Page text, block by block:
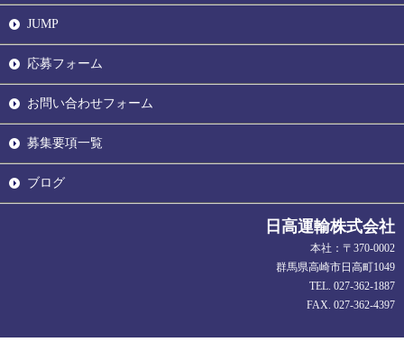
JUMP
応募フォーム
お問い合わせフォーム
募集要項一覧
ブログ
日高運輸株式会社
本社：〒370-0002
群馬県高崎市日高町1049
TEL. 027-362-1887
FAX. 027-362-4397